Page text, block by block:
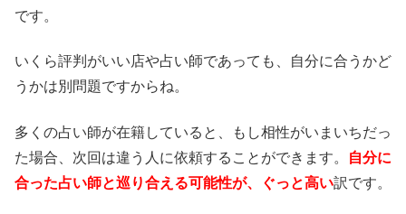
です。
いくら評判がいい店や占い師であっても、自分に合うかど
うかは別問題ですからね。
多くの占い師が在籍していると、もし相性がいまいちだっ
た場合、次回は違う人に依頼することができます。
自分に
合った占い師と巡り合える可能性が、ぐっと高い訳です。